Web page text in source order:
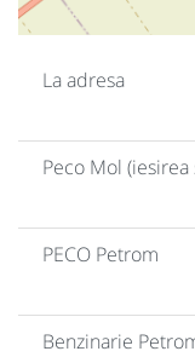
La adresa
Peco Mol (iesirea
PECO Petrom
Benzinarie